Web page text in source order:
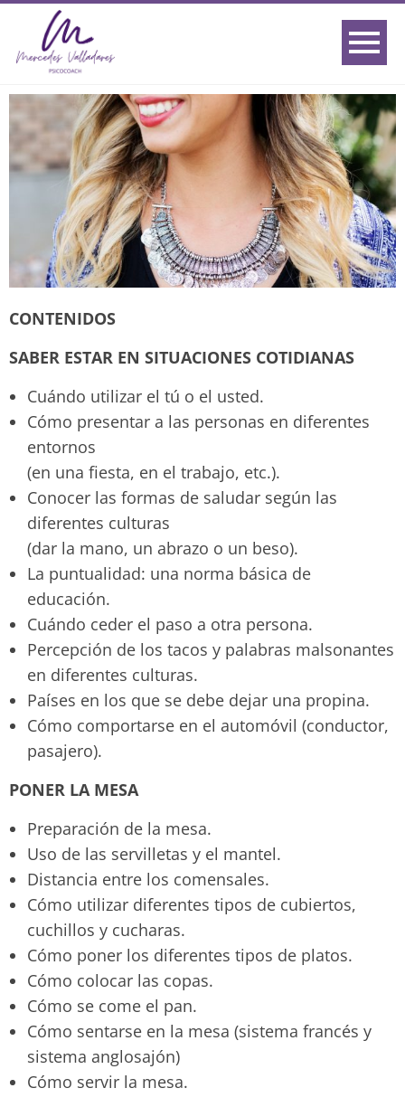
CONTENIDOS
SABER ESTAR EN SITUACIONES COTIDIANAS
Cuándo utilizar el tú o el usted.
Cómo presentar a las personas en diferentes
entornos
(en una fiesta, en el trabajo, etc.).
Conocer las formas de saludar según las
diferentes culturas
(dar la mano, un abrazo o un beso).
La puntualidad: una norma básica de
educación.
Cuándo ceder el paso a otra persona.
Percepción de los tacos y palabras malsonantes
en diferentes culturas.
Países en los que se debe dejar una propina.
Cómo comportarse en el automóvil (conductor,
pasajero).
PONER LA MESA
Preparación de la mesa.
Uso de las servilletas y el mantel.
Distancia entre los comensales.
Cómo utilizar diferentes tipos de cubiertos,
cuchillos y cucharas.
Cómo poner los diferentes tipos de platos.
Cómo colocar las copas.
Cómo se come el pan.
Cómo sentarse en la mesa (sistema francés y
sistema anglosajón)
Cómo servir la mesa.